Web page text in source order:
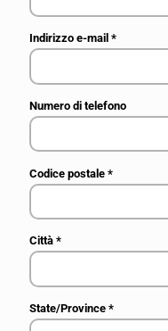
Indirizzo e-mail*
Numero di telefono
Codice postale*
Città*
State/Province*